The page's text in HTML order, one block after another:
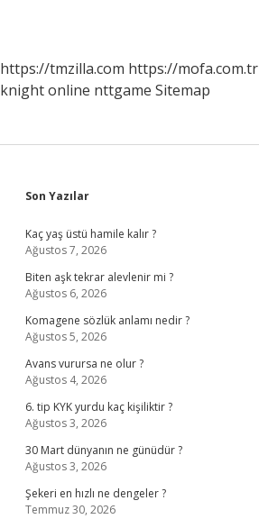
https://tmzilla.com https://mofa.com.tr
knight online nttgame Sitemap
Sidebar
Son Yazılar
Kaç yaş üstü hamile kalır ?
Ağustos 7, 2026
Biten aşk tekrar alevlenir mi ?
Ağustos 6, 2026
Komagene sözlük anlamı nedir ?
Ağustos 5, 2026
Avans vurursa ne olur ?
Ağustos 4, 2026
6. tip KYK yurdu kaç kişiliktir ?
Ağustos 3, 2026
30 Mart dünyanın ne günüdür ?
Ağustos 3, 2026
Şekeri en hızlı ne dengeler ?
Temmuz 30, 2026